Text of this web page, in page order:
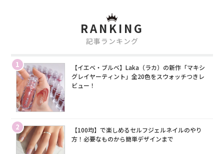
RANKING
記事ランキング
1
【イエベ・ブルベ】Laka（ラカ）の新作「マキシ
グレイヤーティント」全20色をスウォッチつきレ
ビュー！
2
【100均】で楽しめるセルフジェルネイルのやり
方！必要なものから簡単デザインまで